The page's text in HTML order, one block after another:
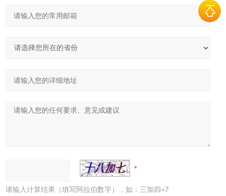
请输入计算结果（填写阿拉伯数字），如：三加四=7